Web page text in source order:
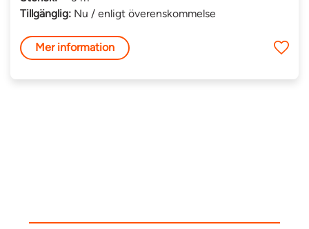
Tillgänglig: Nu / enligt överenskommelse
Mer information